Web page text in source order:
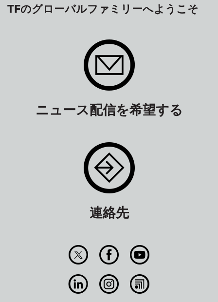
TFのグローバルファミリーへようこそ
ニュース配信を希望する
連絡先